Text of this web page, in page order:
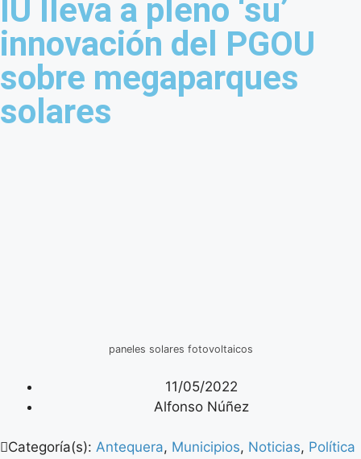
IU lleva a pleno ‘su’
innovación del PGOU
sobre megaparques
solares
paneles solares fotovoltaicos
11/05/2022
Alfonso Núñez
Categoría(s): Antequera, Municipios, Noticias, Política